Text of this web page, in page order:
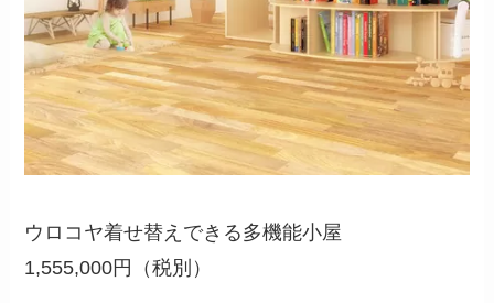
ウロコヤ着せ替えできる多機能小屋
1,555,000円（税別）